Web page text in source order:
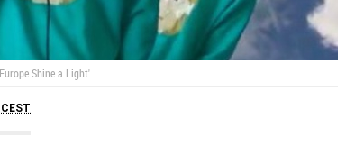
Shine a Light'
CEST